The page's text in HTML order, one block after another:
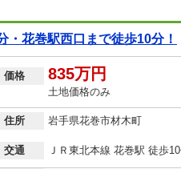
・花巻駅西口まで徒歩10分！
価格 835万円
土地価格のみ
住所 岩手県花巻市材木町
交通 ＪＲ東北本線 花巻駅 徒歩